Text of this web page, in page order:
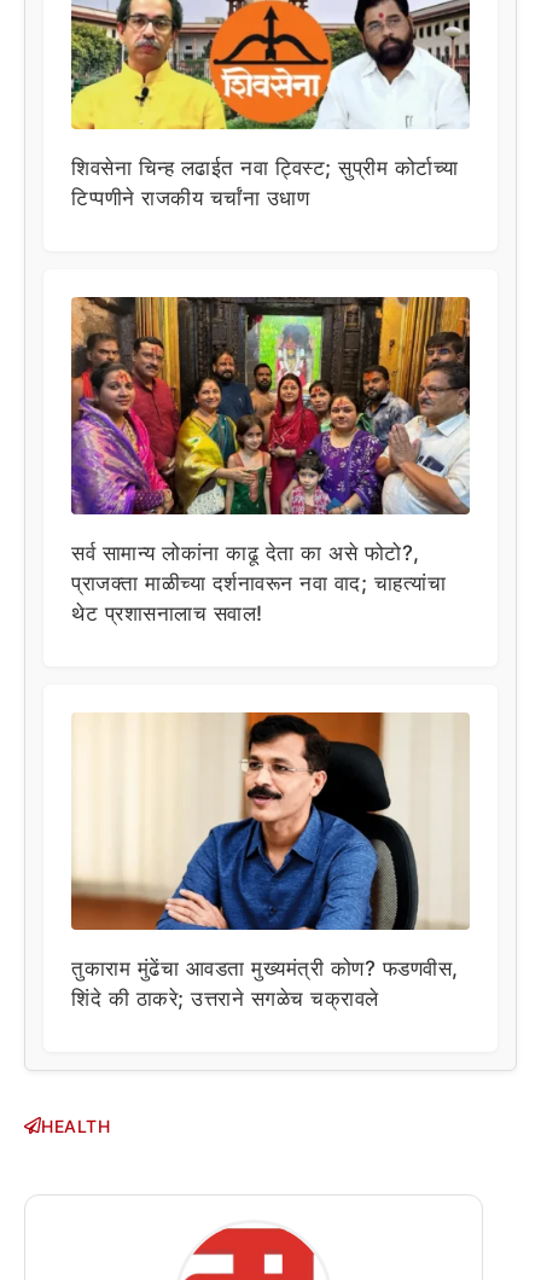
शिवसेना चिन्ह लढाईत नवा ट्विस्ट; सुप्रीम कोर्टाच्या
टिप्पणीने राजकीय चर्चांना उधाण
सर्व सामान्य लोकांना काढू देता का असे फोटो?,
प्राजक्ता माळीच्या दर्शनावरून नवा वाद; चाहत्यांचा
थेट प्रशासनालाच सवाल!
तुकाराम मुंढेंचा आवडता मुख्यमंत्री कोण? फडणवीस,
शिंदे की ठाकरे; उत्तराने सगळेच चक्रावले
HEALTH